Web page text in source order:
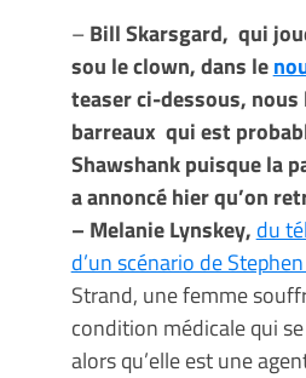
–Bill Skarsgard, qui
sou le clown, dans le
teaser ci-dessous,
barreaux qui est
Shawshank puisque la
a annoncé hier qu’on
– Melanie Lynskey, du
d’un scénario de
Strand, une femme
condition médicale qui
alors qu’elle est une